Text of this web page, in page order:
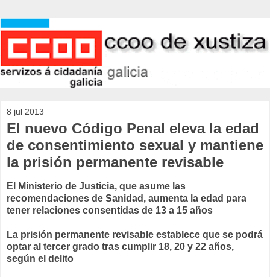
8 jul 2013
El nuevo Código Penal eleva la edad
de consentimiento sexual y mantiene
la prisión permanente revisable
El Ministerio de Justicia, que asume las
recomendaciones de Sanidad, aumenta la edad para
tener relaciones consentidas de 13 a 15 años
La prisión permanente revisable establece que se podrá
optar al tercer grado tras cumplir 18, 20 y 22 años,
según el delito